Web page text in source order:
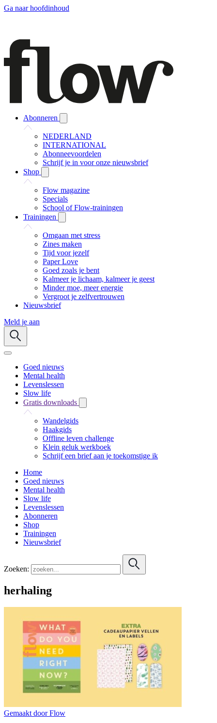
Ga naar hoofdinhoud
Abonneren
NEDERLAND
INTERNATIONAL
Abonneevoordelen
Schrijf je in voor onze nieuwsbrief
Shop
Flow magazine
Specials
School of Flow-trainingen
Trainingen
Omgaan met stress
Zines maken
Tijd voor jezelf
Paper Love
Goed zoals je bent
Kalmeer je lichaam, kalmeer je geest
Minder moe, meer energie
Vergroot je zelfvertrouwen
Nieuwsbrief
Meld je aan
Goed nieuws
Mental health
Levenslessen
Slow life
Gratis downloads
Wandelgids
Haakgids
Offline leven challenge
Klein geluk werkboek
Schrijf een brief aan je toekomstige ik
Home
Goed nieuws
Mental health
Slow life
Levenslessen
Abonneren
Shop
Trainingen
Nieuwsbrief
Zoeken:
herhaling
Gemaakt door Flow